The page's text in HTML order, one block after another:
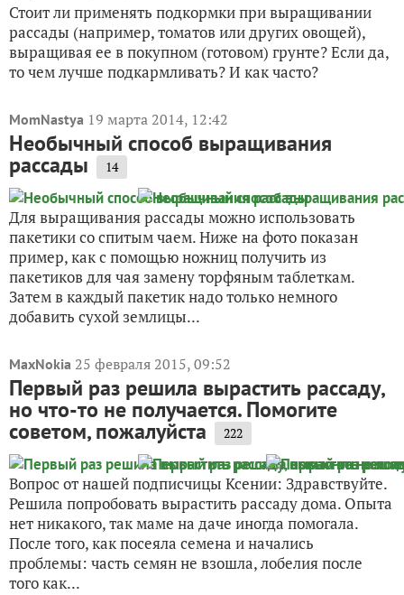
Стоит ли применять подкормки при выращивании
рассады (например, томатов или других овощей),
выращивая ее в покупном (готовом) грунте? Если да,
то чем лучше подкармливать? И как часто?
MomNastya 19 марта 2014, 12:42
Необычный способ выращивания
рассады 14
Для выращивания рассады можно использовать
пакетики со спитым чаем. Ниже на фото показан
пример, как с помощью ножниц получить из
пакетиков для чая замену торфяным таблеткам.
Затем в каждый пакетик надо только немного
добавить сухой землицы...
MaxNokia 25 февраля 2015, 09:52
Первый раз решила вырастить рассаду,
но что-то не получается. Помогите
советом, пожалуйста 222
Вопрос от нашей подписчицы Ксении: Здравствуйте.
Решила попробовать вырастить рассаду дома. Опыта
нет никакого, так маме на даче иногда помогала.
После того, как посеяла семена и начались
проблемы: часть семян не взошла, лобелия после
того как...